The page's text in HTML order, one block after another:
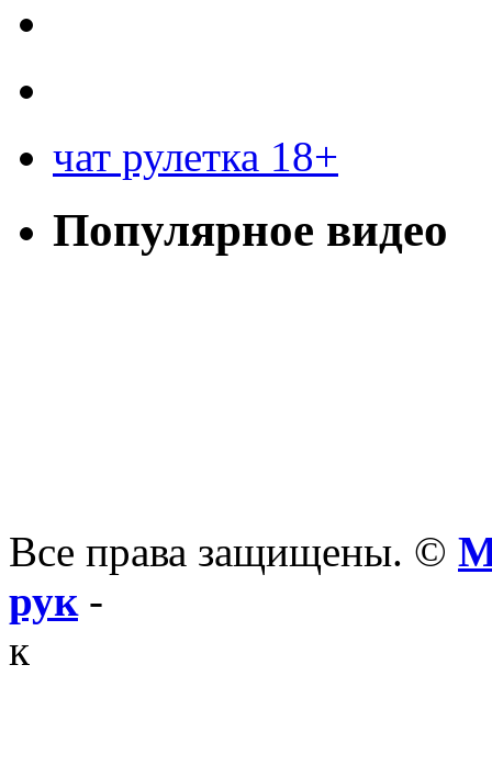
чат рулетка 18+
Популярное видео
Все права защищены. ©
рук-
к